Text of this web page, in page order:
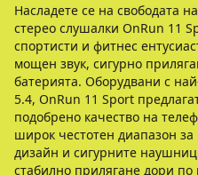
Насладете се на свободата
стерео слушалки OnRun 11
спортисти и фитнес
мощен звук, сигурно
батерията. Оборудвани с
5.4, OnRun 11 Sport
подобрено качество на
широк честотен диапазон
дизайн и сигурните
стабилно прилягане дори